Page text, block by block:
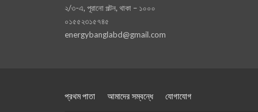
২/৩-এ, পূরানো পল্টন, থাকা – ১০০০
০১৫৫২৩১৫৭৪৫
energybanglabd@gmail.com
প্রথম পাতা আমাদের সম্বন্ধে যোগাযোগ